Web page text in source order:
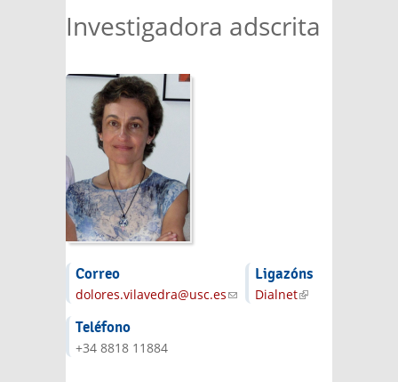
Investigadora adscrita
Correo
dolores.vilavedra@usc.es(link sends e-
Teléfono
+34 8818 11884
Ligazóns
Dialnet(link is